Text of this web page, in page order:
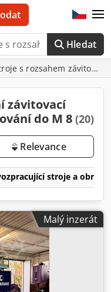
Hledat
s rozsahem
závitovací
do M 8 (20)
Relevance
stroje a
Malý inzerát